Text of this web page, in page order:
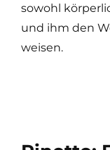
sowohl
und ihm den
weisen.